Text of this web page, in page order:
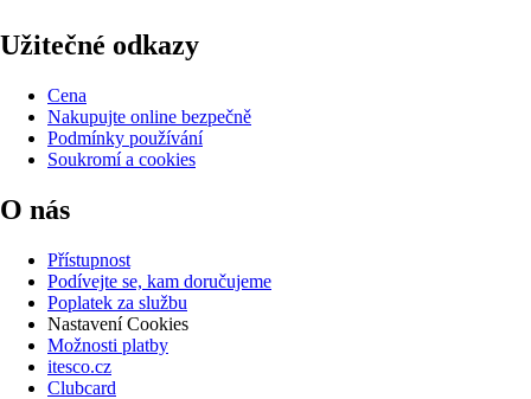
Užitečné odkazy
Cena
Nakupujte online bezpečně
Podmínky používání
Soukromí a cookies
O nás
Přístupnost
Podívejte se, kam doručujeme
Poplatek za službu
Nastavení Cookies
Možnosti platby
itesco.cz
Clubcard